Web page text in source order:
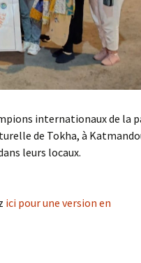
internationaux de la
de Tokha, à
leurs locaux.
ici pour une version en